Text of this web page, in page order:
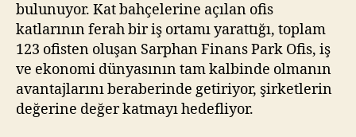
bulunuyor. Kat bahçelerine açılan ofis
katlarının ferah bir iş ortamı yarattığı, toplam
123 ofisten oluşan Sarphan Finans Park Ofis, iş
ve ekonomi dünyasının tam kalbinde olmanın
avantajlarını beraberinde getiriyor, şirketlerin
değerine değer katmayı hedefliyor.